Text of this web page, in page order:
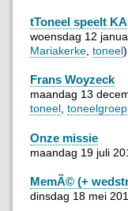
tToneel speelt
woensdag 12
Mariakerke toneel)
Frans Woyzeck
maandag 13
toneel
Onze missie
maandag 19 juli
MemÃ© (+
dinsdag 18 mei